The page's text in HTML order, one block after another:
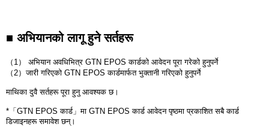
■ अभियानको लागू हुने सर्तहरू
（1） अभियान अवधिभित्र GTN EPOS कार्डको आवेदन पूरा गरेको हुनुपर्ने
（2）जारी गरिएको GTN EPOS कार्डमार्फत भुक्तानी गरिएको हुनुपर्ने
माथिका दुवै सर्तहरू पूरा हुनु आवश्यक छ।
*「GTN EPOS कार्ड」मा GTN EPOS कार्ड आवेदन पृष्ठमा प्रकाशित सबै कार्ड
डिजाइनहरू समावेश छन्।